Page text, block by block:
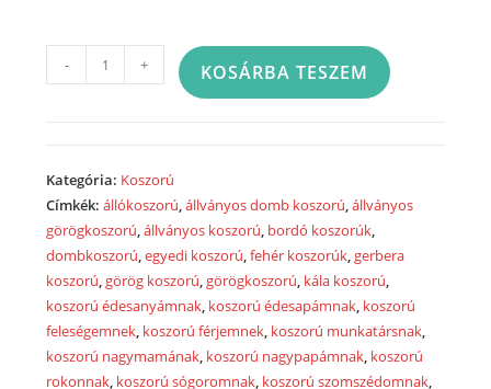
koszorú
vegyes
fehér
virágokból
2028
mennyiség
- + KOSÁRBA TESZEM
Kategória: Koszorú
Címkék:állókoszorú,állványos domb koszorú,állványos
görögkoszorú,állványos koszorú, bordó koszorúk,
dombkoszorú,egyedi koszorú,fehér koszorúk,gerbera
koszorú,görög koszorú,görögkoszorú, kála koszorú,
koszorú édesanyámnak, koszorú édesapámnak, koszorú
feleségemnek, koszorú férjemnek, koszorú munkatársnak,
koszorú nagymamának, koszorú nagypapámnak, koszorú
rokonnak, koszorú sógoromnak, koszorú szomszédomnak,